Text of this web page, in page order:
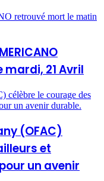
retrouvé mort le matin
21 Avril
le courage des
un avenir durable.
(OFAC)
et
un avenir